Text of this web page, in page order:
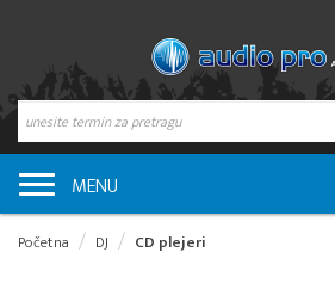
MENU
Početna DJ CD plejeri